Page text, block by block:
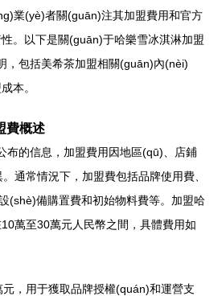
業(yè)者關(guān)注其加盟費用和官方
。以下是關(guān)于哈樂雪冰淇淋加盟
，包括美希茶加盟相關(guān)內(nèi)
本。
費概述
布的信息，加盟費用因地區(qū)、店鋪
通常情況下，加盟費包括品牌使用費、
(shè)備購置費和初始物料費等。加盟哈
萬至30萬元人民幣之間，具體費用如
元，用于獲取品牌授權(quán)和運營支